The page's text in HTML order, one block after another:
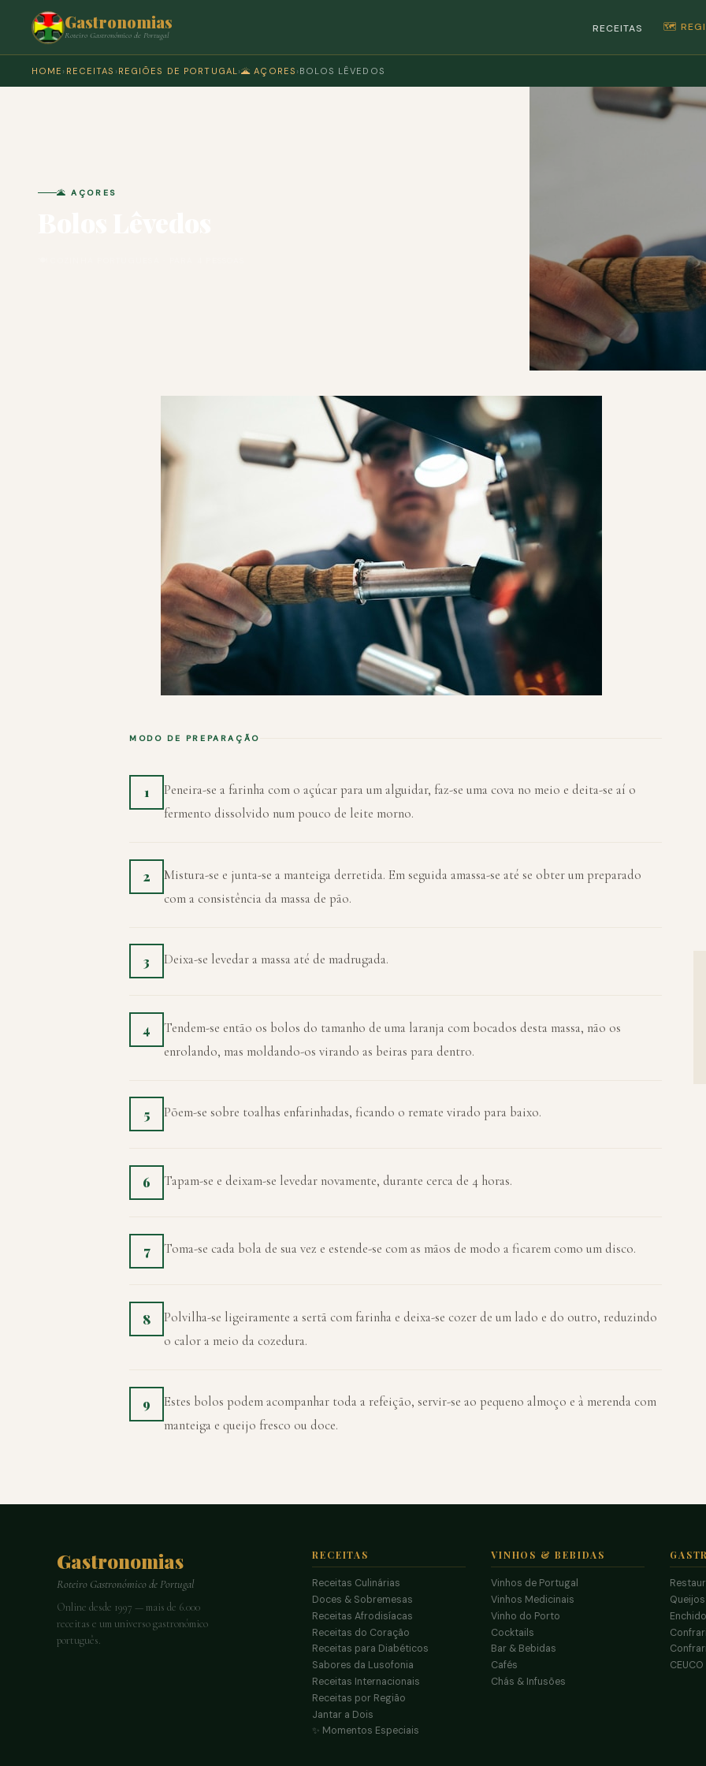
Gastronomias
Roteiro Gastronómico de Portugal
RECEITAS 🗺️
HOME › RECEITAS › REGIÕES DE PORTUGAL ›🌋 AÇORES › BOLOS LÊVEDOS
🌋 AÇORES
MODO DE PREPARAÇÃO
1
Peneira-se a farinha com o açúcar para um alguidar, faz-se uma cova no meio e deita-se aí o
fermento dissolvido num pouco de leite morno.
2
Mistura-se e junta-se a manteiga derretida. Em seguida amassa-se até se obter um preparado
com a consistência da massa de pão.
3 Deixa-se levedar a massa até de madrugada.
4
Tendem-se então os bolos do tamanho de uma laranja com bocados desta massa, não os
enrolando, mas moldando-os virando as beiras para dentro.
5 Põem-se sobre toalhas enfarinhadas, ficando o remate virado para baixo.
6 Tapam-se e deixam-se levedar novamente, durante cerca de 4 horas.
7 Toma-se cada bola de sua vez e estende-se com as mãos de modo a ficarem como um disco.
8
Polvilha-se ligeiramente a sertã com farinha e deixa-se cozer de um lado e do outro, reduzindo
o calor a meio da cozedura.
9
Estes bolos podem acompanhar toda a refeição, servir-se ao pequeno almoço e à merenda com
manteiga e queijo fresco ou doce.
Gastronomias
Roteiro Gastronómico de Portugal
Online desde 1997 — mais de 6.000
receitas e um universo gastronómico
português.
RECEITAS
Receitas Culinárias
Doces & Sobremesas
Receitas Afrodisíacas
Receitas do Coração
Receitas para Diabéticos
Sabores da Lusofonia
Receitas Internacionais
Receitas por Região
Jantar a Dois
✨ Momentos Especiais
VINHOS & BEBIDAS
Vinhos de Portugal
Vinhos Medicinais
Vinho do Porto
Cocktails
Bar & Bebidas
Cafés
Chás & Infusões
CEUCO